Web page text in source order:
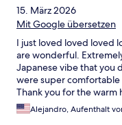
15. März 2026
Mit Google übersetzen
I just loved loved loved
are wonderful.
Japanese vibe that you
were super comfortable
Thank you for the warm
Alejandro, Aufenthalt